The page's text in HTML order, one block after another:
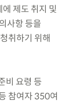
제도 취지 및
사항 등을
취하기 위해
비 요령 등
참여자 350여